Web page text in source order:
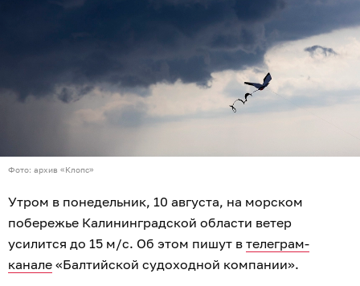
Фото: архив «Клопс»
Утром в понедельник, 10 августа, на морском
побережье Калининградской области ветер
усилится до 15 м/с. Об этом пишут в телеграм-
канале «Балтийской судоходной компании».